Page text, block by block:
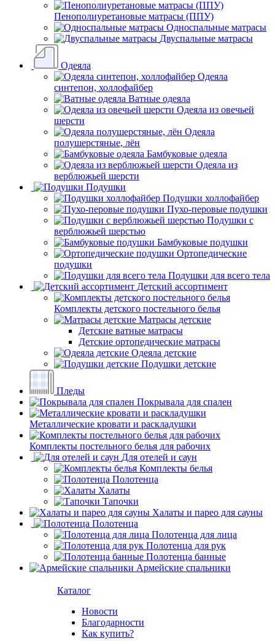
Пенополиуретановые матрасы (ППУ)
Односпальные матрасы
Двуспальные матрасы
Одеяла
Одеяла
синтепон, холлофайбер
Ватные одеяла
Одеяла из овечьей
шерсти
Одеяла
полушерстяные, лён
Бамбуковые одеяла
Одеяла из
верблюжьей шерсти
Подушки
Подушки холлофайбер
Пухо-перовые подушки
Подушки с
верблюжьей шерстью
Бамбуковые подушки
Ортопедические
подушки
Подушки для всего тела
Детский ассортимент
Комплекты детского постельного белья
Матрасы детские
Детские ватные матрасы
Детские ортопедические матрасы
Одеяла детские
Подушки детские
Пледы
Покрывала для спален
Металлические кровати и раскладушки
Комплекты постельного белья для рабочих
Для отелей и саун
Комплекты белья
Полотенца
Халаты
Тапочки
Халаты и парео для сауны
Полотенца
Полотенца для лица
Полотенца для рук
Полотенца банные
Армейские спальники
Каталог
Новости
Благодарности
Как купить?